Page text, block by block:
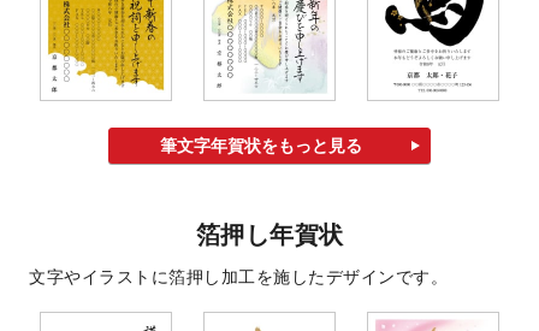
筆文字年賀状をもっと見る
箔押し年賀状
文字やイラストに箔押し加工を施したデザインです。